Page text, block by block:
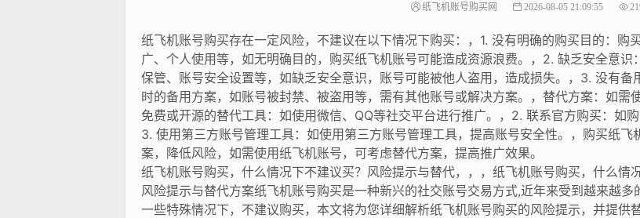
纸飞机账号购买网 2026-08-05 21:09:55
纸飞机账号购买存在一定风险，不建议在以下情况下购买：，1. 没有明确的购买目的：购
广、个人使用等，如无明确目的，购买纸飞机账号可能造成资源浪费。，2. 缺乏安全意
保管、账号安全设置等，如缺乏安全意识，账号可能被他人盗用，造成损失。，3. 没有
时的备用方案，如账号被封禁、被盗用等，需有其他账号或解决方案。，替代方案：如需
免费或开源的替代工具：如使用微信、QQ等社交平台进行推广。，2. 联系官方购买：如
3. 使用第三方账号管理工具：如使用第三方账号管理工具，提高账号安全性。，购买纸
案，降低风险，如需使用纸飞机账号，可考虑替代方案，提高推广效果。
纸飞机账号购买，什么情况下不建议买？风险提示与替代，，，纸飞机账号购买，什么情
风险提示与替代方案纸飞机账号购买是一种新兴的社交账号交易方式,近年来受到越来越
一些特殊情况下，不建议购买，本文将为您详细解析纸飞机账号购买的风险提示，并提供